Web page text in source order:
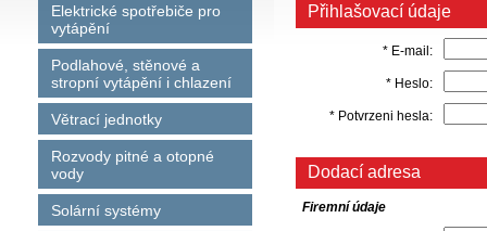
Elektrické spotřebiče pro
vytápění
Podlahové, stěnové a
stropní vytápění i chlazení
Větrací jednotky
Rozvody pitné a otopné
vody
Solární systémy
Přihlašovací údaje
* E-mail:
* Heslo:
* Potvrzeni hesla:
Dodací adresa
Firemní údaje